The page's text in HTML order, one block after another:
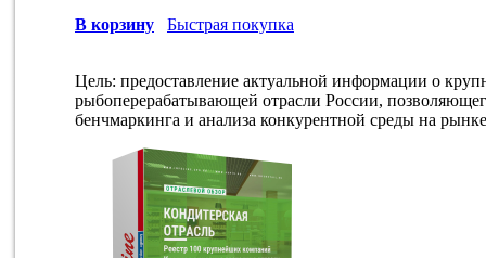
В корзину
Быстрая покупка
Цель: предоставление актуальной информации о
рыбоперерабатывающей отрасли России,
бенчмаркинга и анализа конкурентной среды на